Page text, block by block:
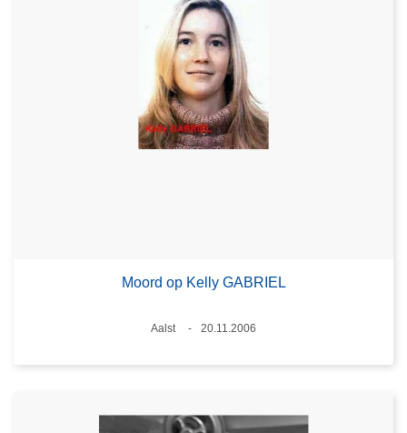
Moord op Kelly GABRIEL
Plaats
Aalst
20.11.2006